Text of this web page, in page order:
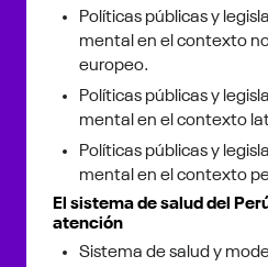
Políticas públicas y
mental en el contexto
europeo.
Políticas públicas y
mental en el contexto
Políticas públicas y
mental en el contexto
El sistema de salud del
atención
Sistema de salud y